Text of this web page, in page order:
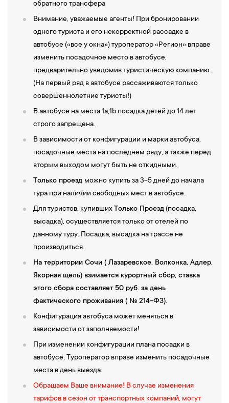
обратного трансфера
Внимание, уважаемые агенты! При бронировании
одного туриста и его некорректной рассадке в
автобусе («все у окна») туроператор «Регион» вправе
изменить посадочное место в автобусе,
предварительно уведомив туристическую компанию.
(На первый ряд в автобусе рассаживаются только
совершеннолетние туристы!)
В автобусе на места 1а,1b посадка детей до 14 лет
строго запрещена.
В зависимости от конфигурации и марки автобуса,
посадочные места на последнем ряду, а также перед
вторым выходом могут быть не откидными.
Только проезд можно купить за 3-5 дней до начала
тура при наличии свободных мест в автобусе.
Для туристов, купившихТолько Проезд(посадка,
высадка), осуществляется только от отелей по
данному туру. Посадка, высадка на трассе не
производиться.
На территории Сочи ( Лазаревское, Волконка, Адлер,
Якорная щель) взимается курортный сбор, ставка
этого сбора составляет 50 руб. за день
фактического проживания ( № 214-ФЗ).
Конфигурация автобуса может меняться в
зависимости от заполняемости!
При изменении конфигурации плана посадки в
автобусе, Туроператор вправе изменить посадочные
места в день выезда.
Обращаем Ваше внимание! В случае изменения
тарифов в сезон от транспортных компаний, могут